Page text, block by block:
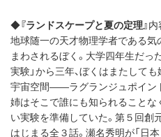
◆『ランドスケープと夏の定理』
地球随一の天才物理学者である気
まわされるぼく。大学四年生だっ
実験」から三年、ぼくはまたして
宇宙空間――ラグランジュポイン
姉はそこで誰にも知られることな
い実験を準備していた。第５回
はじまる全３話。瀬名秀明が「日